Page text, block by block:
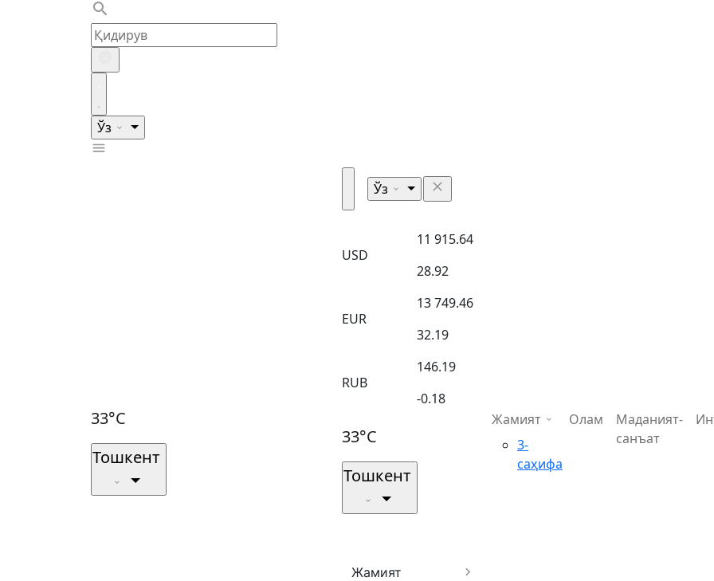
Ўз
33°C
Тошкент
Ўз
USD
11 915.64
28.92
EUR
13 749.46
32.19
RUB
146.19
-0.18
33°C
Тошкент
Жамият
Жамият
3-
саҳифа
Олам
Маданият-
санъат